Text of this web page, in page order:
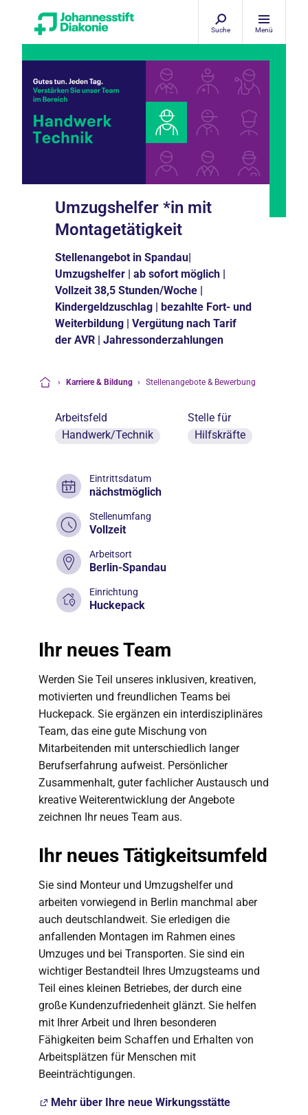
Suche Menü
Umzugshelfer *in mit
Montagetätigkeit
Stellenangebot in Spandau|
Umzugshelfer | ab sofort möglich |
Vollzeit 38,5 Stunden/Woche |
Kindergeldzuschlag | bezahlte Fort- und
Weiterbildung | Vergütung nach Tarif
der AVR | Jahressonderzahlungen
› Karriere & Bildung › Stellenangebote & Bewerbung
Arbeitsfeld
Handwerk/Technik
Stelle für
Hilfskräfte
Eintrittsdatum
nächstmöglich
Stellenumfang
Vollzeit
Arbeitsort
Berlin-Spandau
Einrichtung
Huckepack
Ihr neues Team
Werden Sie Teil unseres inklusiven, kreativen,
motivierten und freundlichen Teams bei
Huckepack. Sie ergänzen ein interdisziplinäres
Team, das eine gute Mischung von
Mitarbeitenden mit unterschiedlich langer
Berufserfahrung aufweist. Persönlicher
Zusammenhalt, guter fachlicher Austausch und
kreative Weiterentwicklung der Angebote
zeichnen Ihr neues Team aus.
Ihr neues Tätigkeitsumfeld
Sie sind Monteur und Umzugshelfer und
arbeiten vorwiegend in Berlin manchmal aber
auch deutschlandweit. Sie erledigen die
anfallenden Montagen im Rahmen eines
Umzuges und bei Transporten. Sie sind ein
wichtiger Bestandteil Ihres Umzugsteams und
Teil eines kleinen Betriebes, der durch eine
große Kundenzufriedenheit glänzt. Sie helfen
mit Ihrer Arbeit und Ihren besonderen
Fähigkeiten beim Schaffen und Erhalten von
Arbeitsplätzen für Menschen mit
Beeinträchtigungen.
Mehr über Ihre neue Wirkungsstätte